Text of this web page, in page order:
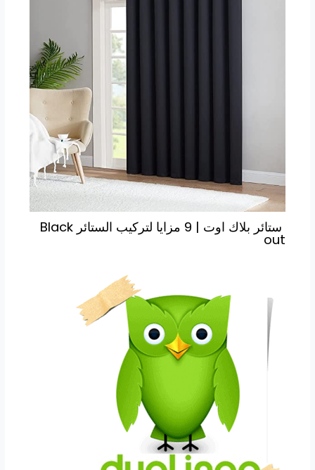
ستائر بلاك اوت | 9 مزايا لتركيب الستائر Black
out